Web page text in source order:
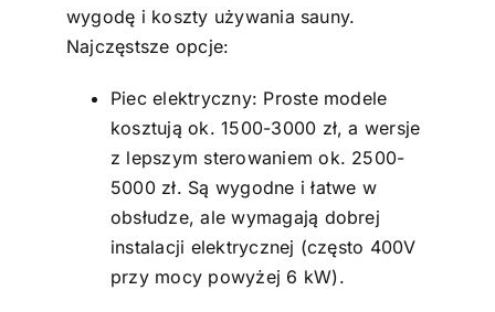
wygodę i koszty używania sauny.
Najczęstsze opcje:
Piec elektryczny: Proste modele
kosztują ok. 1500-3000 zł, a wersje
z lepszym sterowaniem ok. 2500-
5000 zł. Są wygodne i łatwe w
obsłudze, ale wymagają dobrej
instalacji elektrycznej (często 400V
przy mocy powyżej 6 kW).